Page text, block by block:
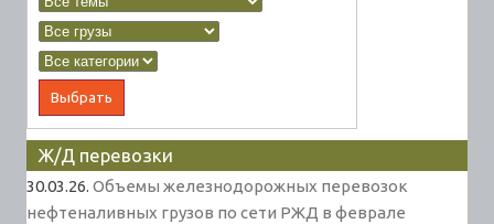
Ж/Д перевозки
30.03.26. Объемы железнодорожных перевозок
нефтеналивных грузов по сети РЖД в феврале